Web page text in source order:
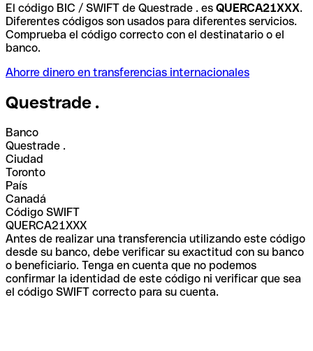
El código BIC / SWIFT de Questrade . es QUERCA21XXX.
Diferentes códigos son usados para diferentes servicios.
Comprueba el código correcto con el destinatario o el
banco.
Ahorre dinero en transferencias internacionales
Questrade .
Banco
Questrade .
Ciudad
Toronto
País
Canadá
Código SWIFT
QUERCA21XXX
Antes de realizar una transferencia utilizando este código
desde su banco, debe verificar su exactitud con su banco
o beneficiario. Tenga en cuenta que no podemos
confirmar la identidad de este código ni verificar que sea
el código SWIFT correcto para su cuenta.